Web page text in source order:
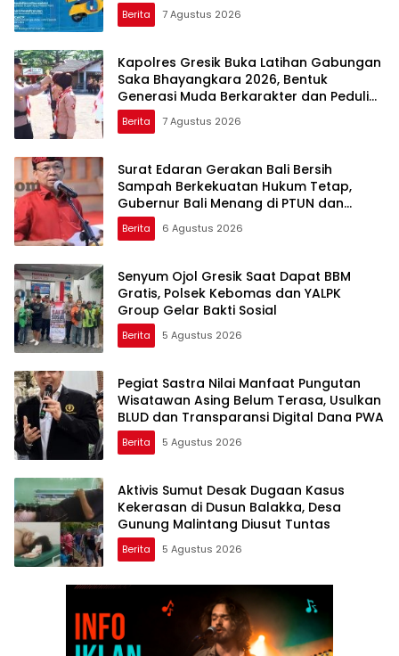
Berita 7 Agustus 2026
Kapolres Gresik Buka Latihan Gabungan
Saka Bhayangkara 2026, Bentuk
Generasi Muda Berkarakter dan Peduli
Kamtibmas
Berita 7 Agustus 2026
Surat Edaran Gerakan Bali Bersih
Sampah Berkekuatan Hukum Tetap,
Gubernur Bali Menang di PTUN dan
Banding
Berita 6 Agustus 2026
Senyum Ojol Gresik Saat Dapat BBM
Gratis, Polsek Kebomas dan YALPK
Group Gelar Bakti Sosial
Berita 5 Agustus 2026
Pegiat Sastra Nilai Manfaat Pungutan
Wisatawan Asing Belum Terasa, Usulkan
BLUD dan Transparansi Digital Dana PWA
Berita 5 Agustus 2026
Aktivis Sumut Desak Dugaan Kasus
Kekerasan di Dusun Balakka, Desa
Gunung Malintang Diusut Tuntas
Berita 5 Agustus 2026